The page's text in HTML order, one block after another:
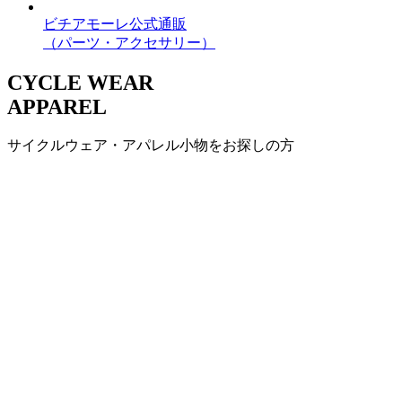
ビチアモーレ公式通販
（パーツ・アクセサリー）
CYCLE WEAR
APPAREL
サイクルウェア・アパレル小物をお探しの方